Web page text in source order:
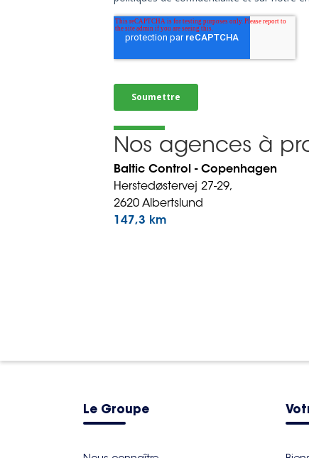
Nos agences à
Baltic Control - Copenhagen
Herstedøstervej 27-29,
2620 Albertslund
147,3 km
Le Groupe